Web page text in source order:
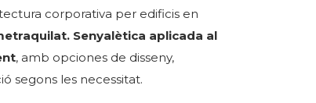
corporativa per edificis en
Senyalètica aplicada al
, amb opciones de disseny,
segons les necessitat.